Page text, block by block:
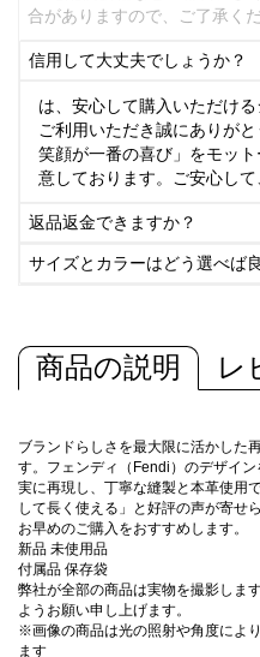
合がありますので、ご了承くだ
信用して大丈夫でしょうか？
は、安心して購入いただけ
ご利用いただき誠にありが
笑顔が一番の喜び」をモッ
意しております。ご安心して
返品返金できますか？
サイズとカラーはどう選べば
商品の説明 レ
ブランドらしさを最大限に活かした
す。フェンディ（Fendi）のデザイ
実に再現し、丁寧な縫製と本革使用
して長く使える」と好評の声が寄せ
お早めのご購入をおすすめします。
新品 未使用品
付属品 保存袋
弊社が全部の商品は実物を撮影しま
ようお願い申し上げます。
※画像の商品は光の照射や角度によ
ます